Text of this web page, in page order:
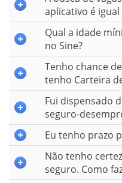
aplicativo é
Qual a idade
no Sine?
Tenho chance
tenho Carteira
Fui dispensado
seguro-
Eu tenho prazo
Não tenho
seguro. Como